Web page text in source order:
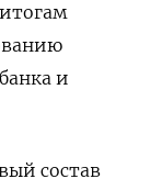
и
состав